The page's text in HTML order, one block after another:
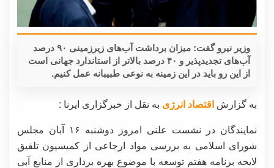
وزیر نیرو گفت: میزان برداشت آب‌های زیرزمینی ۹۰ درصد
آب‌های تجدیدپذیر و ۴۰ درصد بالاتر از استاندارد جهانی است
از این رو باید در این زمینه به نوعی طبیبانه عمل کنیم.
به گزارش اقتصاد انرژی به نقل از خبرگزاری ایرنا :
نمایندگان در نشست علنی امروز دوشنبه ۱۶ آبان مجلس
شورای اسلامی به بررسی مواد ارجاعی از کمیسیون تلفیق
لایحه برنامه هفتم توسعه با موضوع بهره برداری از منابع آبی